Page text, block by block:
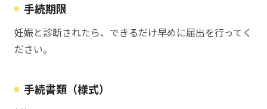
手続期限
妊娠と診断されたら、できるだけ早めに届出を行ってく
ださい。
手続書類（様式）